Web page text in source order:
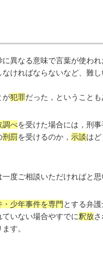
異なる意味で言葉が使わ
ければならないなど、難し
が犯罪だった，ということも
調べを受けた場合には，刑
刑罰を受けるのか， 示談は
度ご相談いただければと思
・少年事件を専門 とする弁護
いない場合やすでに釈放
す。